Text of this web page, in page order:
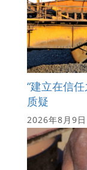
“建立在信
质疑
2026年8月9日